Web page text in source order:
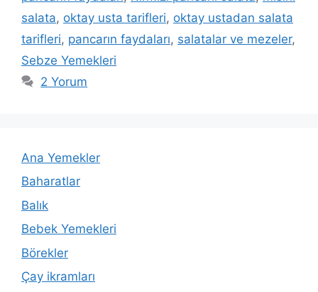
salata, oktay usta tarifleri, oktay ustadan salata
tarifleri, pancarın faydaları, salatalar ve mezeler,
Sebze Yemekleri
2 Yorum
Ana Yemekler
Baharatlar
Balık
Bebek Yemekleri
Börekler
Çay ikramları